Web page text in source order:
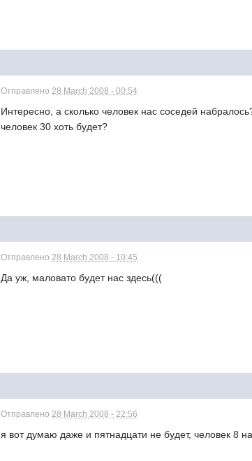
Отправлено28 March 2008 - 00:54
Интересно, а сколько человек нас соседей
человек 30 хоть будет?
Отправлено28 March 2008 - 10:45
Да уж, маловато будет нас здесь(((
Отправлено28 March 2008 - 22:56
я вот думаю даже и пятнадцати не будет, человек 8